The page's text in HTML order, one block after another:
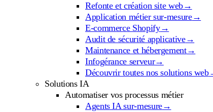
Refonte et création site web→
Application métier sur-mesure→
E-commerce Shopify→
Audit de sécurité applicative→
Maintenance et hébergement→
Infogérance serveur→
Découvrir toutes nos solutions web
Solutions IA
Automatiser vos processus métier
Agents IA sur-mesure→